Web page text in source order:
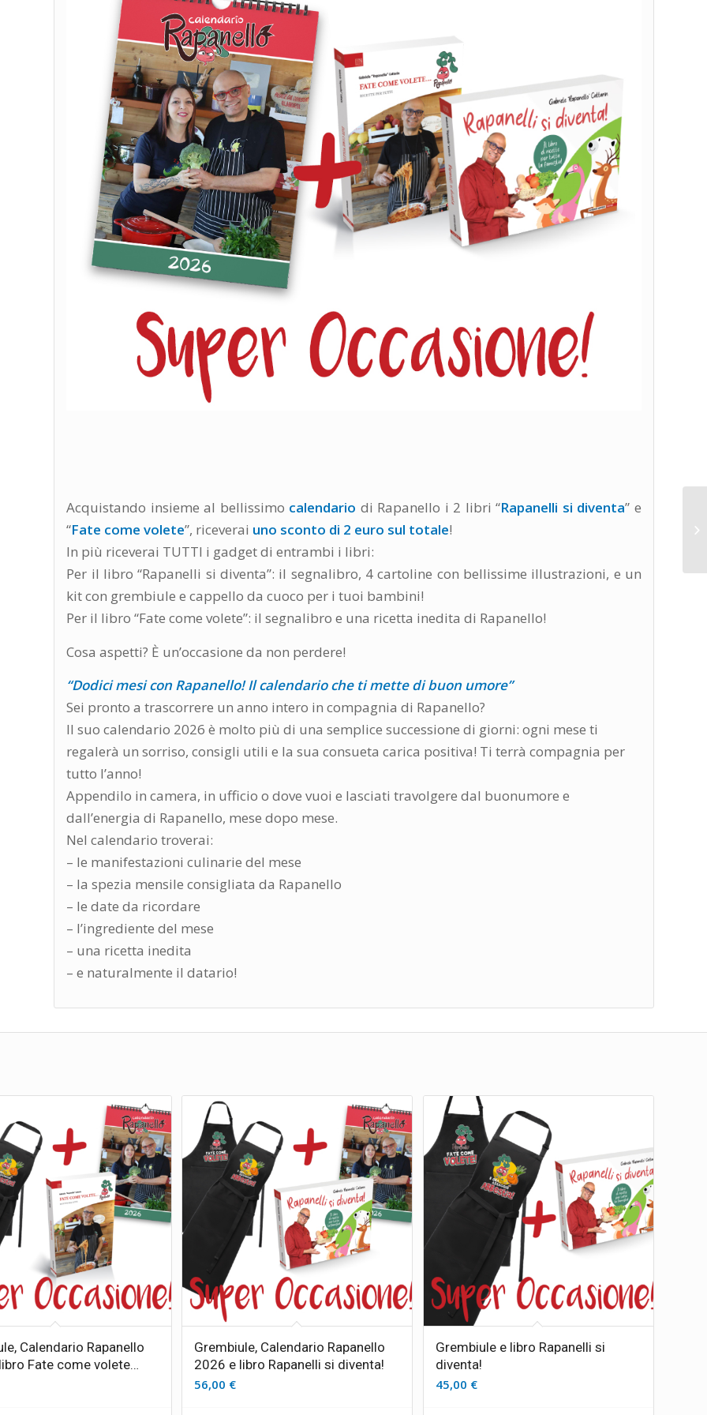
Acquistando insieme al bellissimo calendario di Rapanello i 2 libri “Rapanelli si diventa” e
“Fate come volete”, riceverai uno sconto di 2 euro sul totale!
In più riceverai TUTTI i gadget di entrambi i libri:
Per il libro “Rapanelli si diventa”: il segnalibro, 4 cartoline con bellissime illustrazioni, e un
kit con grembiule e cappello da cuoco per i tuoi bambini!
Per il libro “Fate come volete”: il segnalibro e una ricetta inedita di Rapanello!
Cosa aspetti? È un’occasione da non perdere!
“Dodici mesi con Rapanello! Il calendario che ti mette di buon umore”
Sei pronto a trascorrere un anno intero in compagnia di Rapanello?
Il suo calendario 2026 è molto più di una semplice successione di giorni: ogni mese ti
regalerà un sorriso, consigli utili e la sua consueta carica positiva! Ti terrà compagnia per
tutto l’anno!
Appendilo in camera, in ufficio o dove vuoi e lasciati travolgere dal buonumore e
dall’energia di Rapanello, mese dopo mese.
Nel calendario troverai:
– le manifestazioni culinarie del mese
– la spezia mensile consigliata da Rapanello
– le date da ricordare
– l’ingrediente del mese
– una ricetta inedita
– e naturalmente il datario!
Calendario Rapanello
Fate come volete…
Grembiule, Calendario Rapanello
2026 e libro Rapanelli si diventa!
56,00 €
Grembiule e libro Rapanelli si
diventa!
45,00 €